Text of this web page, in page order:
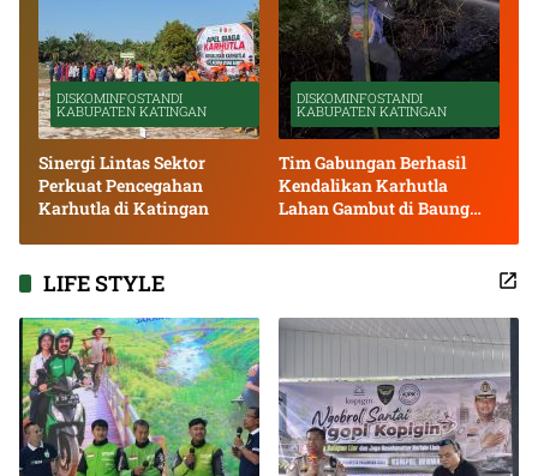
DISKOMINFOSTANDI
KABUPATEN KATINGAN
Sinergi Lintas Sektor
Perkuat Pencegahan
Karhutla di Katingan
DISKOMINFOSTANDI
KABUPATEN KATINGAN
Tim Gabungan Berhasil
Kendalikan Karhutla
Lahan Gambut di Baung
LIFE STYLE